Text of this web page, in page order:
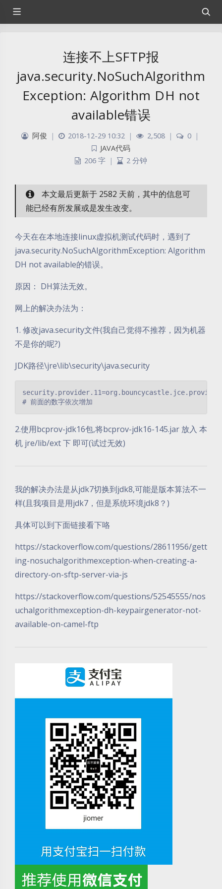
连接不上SFTP报
java.security.NoSuchAlgorithm
Exception: Algorithm DH not
available错误
阿俊 | 2018-12-29 10:32 | 2,508 | 0 |
JAVA代码
206 字 | 2 分钟
本文最后更新于 2582 天前，其中的信息可
能已经有所发展或是发生改变。
今天在在本地连接linux虚拟机测试代码时，遇到了
java.security.NoSuchAlgorithmException: Algorithm
DH not available的错误。
原因： DH算法无效。
网上的解决办法为：
1. 修改java.security文件(我自己觉得不推荐，因为机器
不是你的呢?)
JDK路径\jre\lib\security\java.security
# 前面的数字依次增加
2.使用bcprov-jdk16包,将bcprov-jdk16-145.jar 放入 本
机 jre/lib/ext 下 即可(试过无效)
我的解决办法是从jdk7切换到jdk8,可能是版本算法不一
样(且我项目是用jdk7，但是系统环境jdk8？)
具体可以到下面链接看下咯
https://stackoverflow.com/questions/28611956/gett
ing-nosuchalgorithmexception-when-creating-a-
directory-on-sftp-server-via-js
https://stackoverflow.com/questions/52545555/nos
uchalgorithmexception-dh-keypairgenerator-not-
available-on-camel-ftp